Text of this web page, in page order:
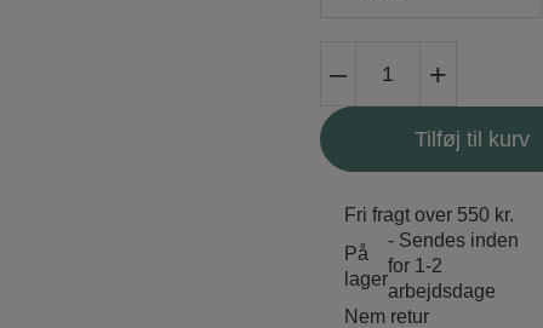
–
Milde
Kjole
V
For
DuCaroline
antal
+
Tilføj til kurv
Fri fragt over 550 kr.
På
lager
- Sendes inden
for 1-2
arbejdsdage
Nem retur